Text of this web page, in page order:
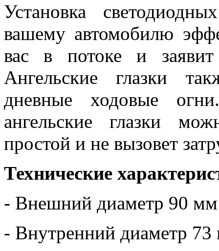
Установка
вашему автомобилю
вас в потоке и
Ангельские глазки
дневные ходовые
ангельские глазки
простой и не вызовет
Технические
- Внешний диаметр 90 мм
- Внутренний диаметр